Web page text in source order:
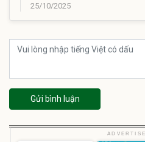
25/10/2025
Gửi bình luận